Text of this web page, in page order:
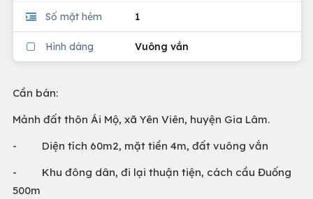
Số mặt hẻm 1
Hình dáng Vuông vắn
Cần bán:
Mảnh đất thôn Ái Mộ, xã Yên Viên, huyện Gia Lâm.
- Diện tích 60m2, mặt tiền 4m, đất vuông vắn
- Khu đông dân, đi lại thuận tiện, cách cầu Đuống
500m